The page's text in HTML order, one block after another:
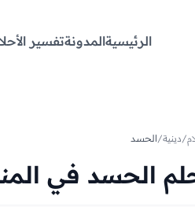
الرئيسيةالمدونةتفسير
/دينية/الحسد
الحسد في